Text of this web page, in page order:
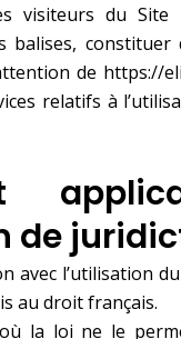
visiteurs du Site
balises,
de https://
relatifs à
de
avec l’utilisation
au droit français.
la loi ne le